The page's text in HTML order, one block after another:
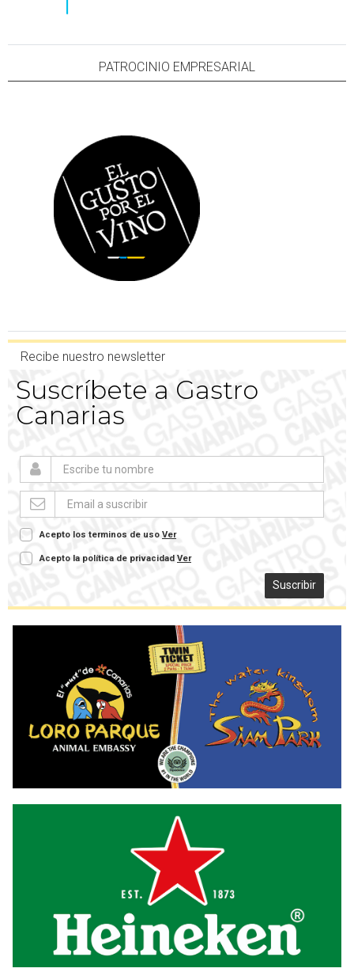
PATROCINIO EMPRESARIAL
Recibe nuestro newsletter
Suscríbete a Gastro
Canarias
Acepto los terminos de uso Ver
Acepto la política de privacidad Ver
Suscribir